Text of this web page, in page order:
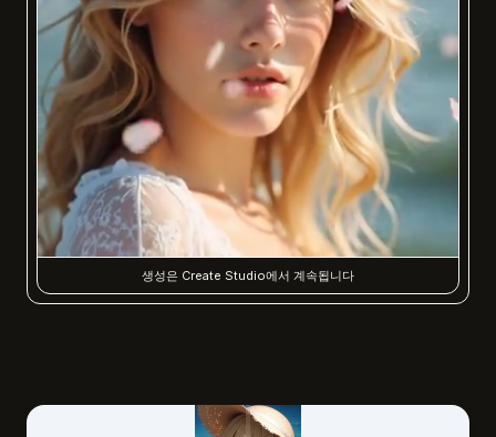
생성은 Create Studio에서 계속됩니다